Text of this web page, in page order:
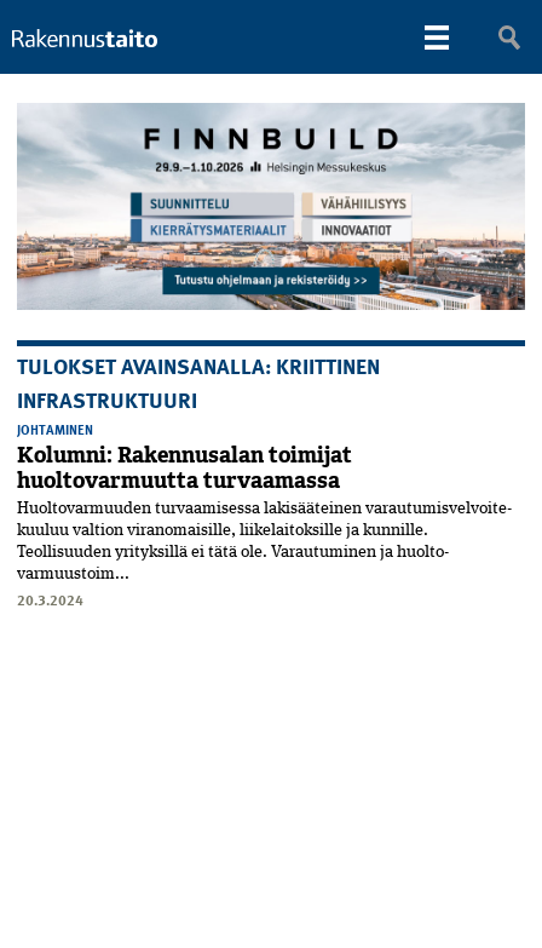
TULOKSET AVAINSANALLA: KRIITTINEN
INFRASTRUKTUURI
JOHTAMINEN
Kolumni: Rakennusalan toimijat
huoltovarmuutta turvaamassa
Huoltovarmuuden turvaamisessa­ lakisääteinen varautumisvelvoite­
kuuluu valtion viranomaisille, liike­laitoksille ja kunnille.
Teollisuuden yrityksillä ei tätä ole. Varautuminen­ ja huolto­
varmuustoim...
20.3.2024